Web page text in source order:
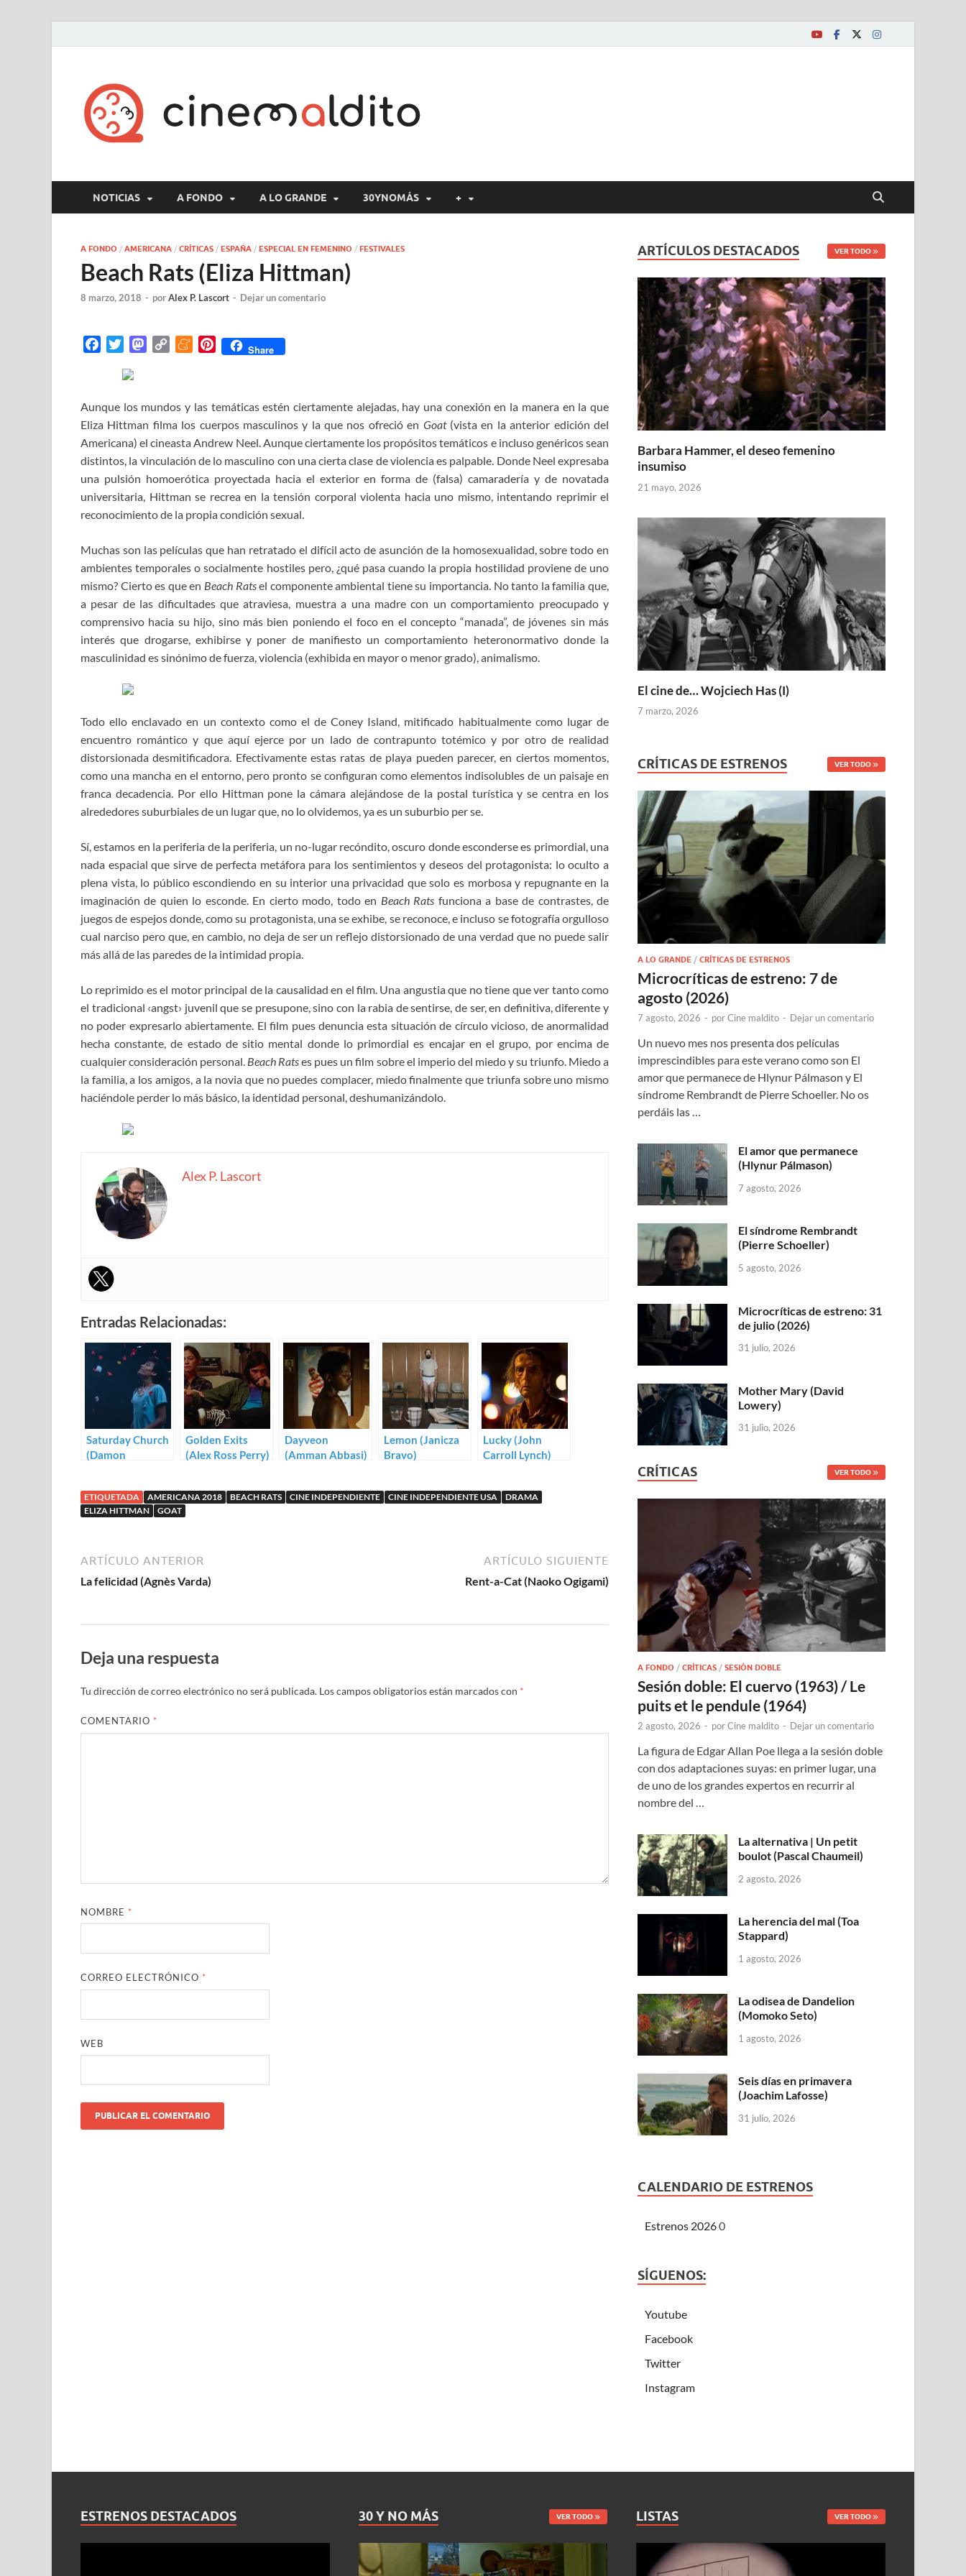
NOTICIAS A FONDO A LO GRANDE 30YNOMÁS +
A FONDO / AMERICANA / CRÍTICAS / ESPAÑA / ESPECIAL EN FEMENINO / FESTIVALES
Beach Rats (Eliza Hittman)
8 marzo, 2018 - porAlex P. Lascort - Dejar un comentario
b
o
o
k
i
t
e
r
M
o
d
o
n
L
i
n
k
M
a
m
e
P
e
r
e
s
t
Share
Aunque los mundos y las temáticas estén ciertamente alejadas, hay una conexión en la manera en la que
Eliza Hittman filma los cuerpos masculinos y la que nos ofreció en Goat(vista en la anterior edición del
Americana) el cineasta Andrew Neel. Aunque ciertamente los propósitos temáticos e incluso genéricos sean
distintos, la vinculación de lo masculino con una cierta clase de violencia es palpable. Donde Neel expresaba
una pulsión homoerótica proyectada hacia el exterior en forma de (falsa) camaradería y de novatada
universitaria, Hittman se recrea en la tensión corporal violenta hacia uno mismo, intentando reprimir el
reconocimiento de la propia condición sexual.
Muchas son las películas que han retratado el difícil acto de asunción de la homosexualidad, sobre todo en
ambientes temporales o socialmente hostiles pero, ¿qué pasa cuando la propia hostilidad proviene de uno
mismo? Cierto es que en Beach Ratsel componente ambiental tiene su importancia. No tanto la familia que,
a pesar de las dificultades que atraviesa, muestra a una madre con un comportamiento preocupado y
comprensivo hacia su hijo, sino más bien poniendo el foco en el concepto “manada”, de jóvenes sin más
interés que drogarse, exhibirse y poner de manifiesto un comportamiento heteronormativo donde la
masculinidad es sinónimo de fuerza, violencia (exhibida en mayor o menor grado), animalismo.
Todo ello enclavado en un contexto como el de Coney Island, mitificado habitualmente como lugar de
encuentro romántico y que aquí ejerce por un lado de contrapunto totémico y por otro de realidad
distorsionada desmitificadora. Efectivamente estas ratas de playa pueden parecer, en ciertos momentos,
como una mancha en el entorno, pero pronto se configuran como elementos indisolubles de un paisaje en
franca decadencia. Por ello Hittman pone la cámara alejándose de la postal turística y se centra en los
alrededores suburbiales de un lugar que, no lo olvidemos, ya es un suburbio per se.
Sí, estamos en la periferia de la periferia, un no-lugar recóndito, oscuro donde esconderse es primordial, una
nada espacial que sirve de perfecta metáfora para los sentimientos y deseos del protagonista: lo oculto a
plena vista, lo público escondiendo en su interior una privacidad que solo es morbosa y repugnante en la
imaginación de quien lo esconde. En cierto modo, todo en Beach Rats funciona a base de contrastes, de
juegos de espejos donde, como su protagonista, una se exhibe, se reconoce, e incluso se fotografía orgulloso
cual narciso pero que, en cambio, no deja de ser un reflejo distorsionado de una verdad que no puede salir
más allá de las paredes de la intimidad propia.
Lo reprimido es el motor principal de la causalidad en el film. Una angustia que no tiene que ver tanto como
el tradicional ‹angst› juvenil que se presupone, sino con la rabia de sentirse, de ser, en definitiva, diferente y
no poder expresarlo abiertamente. El film pues denuncia esta situación de círculo vicioso, de anormalidad
hecha constante, de estado de sitio mental donde lo primordial es encajar en el grupo, por encima de
cualquier consideración personal. Beach Ratses pues un film sobre el imperio del miedo y su triunfo. Miedo a
la familia, a los amigos, a la novia que no puedes complacer, miedo finalmente que triunfa sobre uno mismo
haciéndole perder lo más básico, la identidad personal, deshumanizándolo.
Alex P. Lascort
Entradas Relacionadas:
Saturday Church
(Damon
Golden Exits
(Alex Ross Perry)
Dayveon
(Amman Abbasi)
Lemon (Janicza
Bravo)
Lucky (John
Carroll Lynch)
ETIQUETADA AMERICANA 2018 BEACH RATS CINE INDEPENDIENTE CINE INDEPENDIENTE USA
DRAMA
ELIZA HITTMAN
GOAT
ARTÍCULO ANTERIOR
La felicidad (Agnès Varda)
ARTÍCULO SIGUIENTE
Rent-a-Cat (Naoko Ogigami)
Deja una respuesta
Tu dirección de correo electrónico no será publicada. Los campos obligatorios están marcados con *
COMENTARIO *
NOMBRE *
CORREO ELECTRÓNICO *
WEB
ARTÍCULOS DESTACADOS VER TODO
Barbara Hammer, el deseo femenino
insumiso
21 mayo, 2026
El cine de… Wojciech Has (I)
7 marzo, 2026
CRÍTICAS DE ESTRENOS VER TODO
A LO GRANDE /CRÍTICAS DE ESTRENOS
Microcríticas de estreno: 7 de
agosto (2026)
7 agosto, 2026 - porCine maldito - Dejar un comentario
Un nuevo mes nos presenta dos películas
imprescindibles para este verano como son El
amor que permanece de Hlynur Pálmason y El
síndrome Rembrandt de Pierre Schoeller. No os
perdáis las …
El amor que permanece
(Hlynur Pálmason)
7 agosto, 2026
El síndrome Rembrandt
(Pierre Schoeller)
5 agosto, 2026
Microcríticas de estreno: 31
de julio (2026)
31 julio, 2026
Mother Mary (David
Lowery)
31 julio, 2026
CRÍTICAS VER TODO
A FONDO /CRÍTICAS /SESIÓN DOBLE
Sesión doble: El cuervo (1963) / Le
puits et le pendule (1964)
2 agosto, 2026 - porCine maldito - Dejar un comentario
La figura de Edgar Allan Poe llega a la sesión doble
con dos adaptaciones suyas: en primer lugar, una
de uno de los grandes expertos en recurrir al
nombre del …
La alternativa | Un petit
boulot (Pascal Chaumeil)
2 agosto, 2026
La herencia del mal (Toa
Stappard)
1 agosto, 2026
La odisea de Dandelion
(Momoko Seto)
1 agosto, 2026
Seis días en primavera
(Joachim Lafosse)
31 julio, 2026
CALENDARIO DE ESTRENOS
Estrenos 20260
SÍGUENOS:
Youtube
Facebook
Twitter
Instagram
ESTRENOS DESTACADOS 30 Y NO MÁS VER TODO LISTAS VER TODO